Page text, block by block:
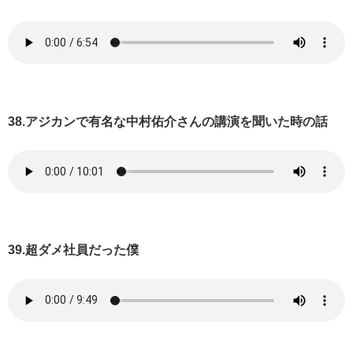
38.アジカンで有名な中村佑介さんの講演を聞いた時の話
39.超ダメ社員だった僕